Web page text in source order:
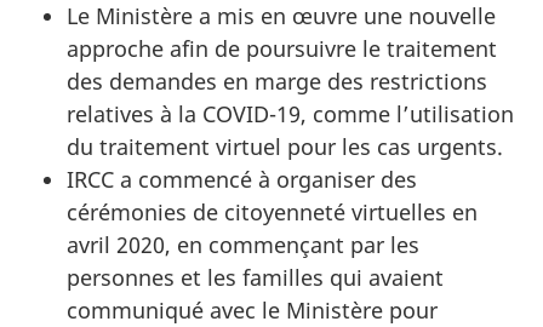
Le Ministère a mis en œuvre une nouvelle
approche afin de poursuivre le traitement
des demandes en marge des restrictions
relatives à la COVID-19, comme l’utilisation
du traitement virtuel pour les cas urgents.
IRCC a commencé à organiser des
cérémonies de citoyenneté virtuelles en
avril 2020, en commençant par les
personnes et les familles qui avaient
communiqué avec le Ministère pour